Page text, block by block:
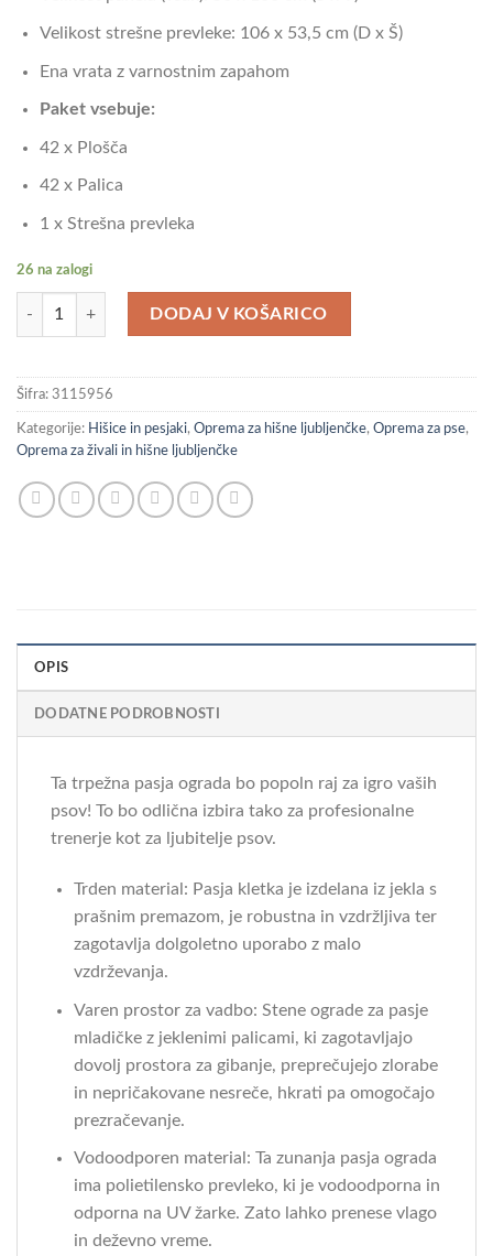
Velikost strešne prevleke: 106 x 53,5 cm (D x Š)
Ena vrata z varnostnim zapahom
Paket vsebuje:
42 x Plošča
42 x Palica
1 x Strešna prevleka
26 na zalogi
vidaXL Pasja ograda z 42 paneli črna 50x100 cm prašno barvano jeklo
DODAJ V KOŠARICO
Šifra: 3115956
Kategorije: Hišice in pesjaki, Oprema za hišne ljubljenčke, Oprema za pse,
Oprema za živali in hišne ljubljenčke
OPIS
DODATNE PODROBNOSTI
Ta trpežna pasja ograda bo popoln raj za igro vaših
psov! To bo odlična izbira tako za profesionalne
trenerje kot za ljubitelje psov.
Trden material: Pasja kletka je izdelana iz jekla s
prašnim premazom, je robustna in vzdržljiva ter
zagotavlja dolgoletno uporabo z malo
vzdrževanja.
Varen prostor za vadbo: Stene ograde za pasje
mladičke z jeklenimi palicami, ki zagotavljajo
dovolj prostora za gibanje, preprečujejo zlorabe
in nepričakovane nesreče, hkrati pa omogočajo
prezračevanje.
Vodoodporen material: Ta zunanja pasja ograda
ima polietilensko prevleko, ki je vodoodporna in
odporna na UV žarke. Zato lahko prenese vlago
in deževno vreme.